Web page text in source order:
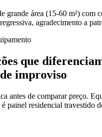
grande área (15-60 m²) com
agradecimento a
que
improviso
antes de comparar preço.
é painel residencial travestido